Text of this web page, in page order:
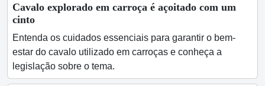
Cavalo explorado em carroça é açoitado com um
cinto
Entenda os cuidados essenciais para garantir o bem-
estar do cavalo utilizado em carroças e conheça a
legislação sobre o tema.